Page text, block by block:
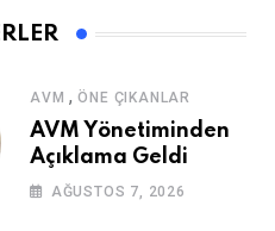
AVM ,ÖNE ÇIKANLAR
AVM Yönetiminden
Açıklama Geldi
AĞUSTOS 7, 2026